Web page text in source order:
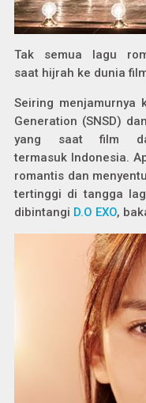
Tak semua lagu
saat hijrah ke dunia
Seiring menjamurnya
Generation (SNSD)
yang saat film
termasuk Indonesia.
romantis dan
tertinggi di tangga
dibintangi D.O EXO,